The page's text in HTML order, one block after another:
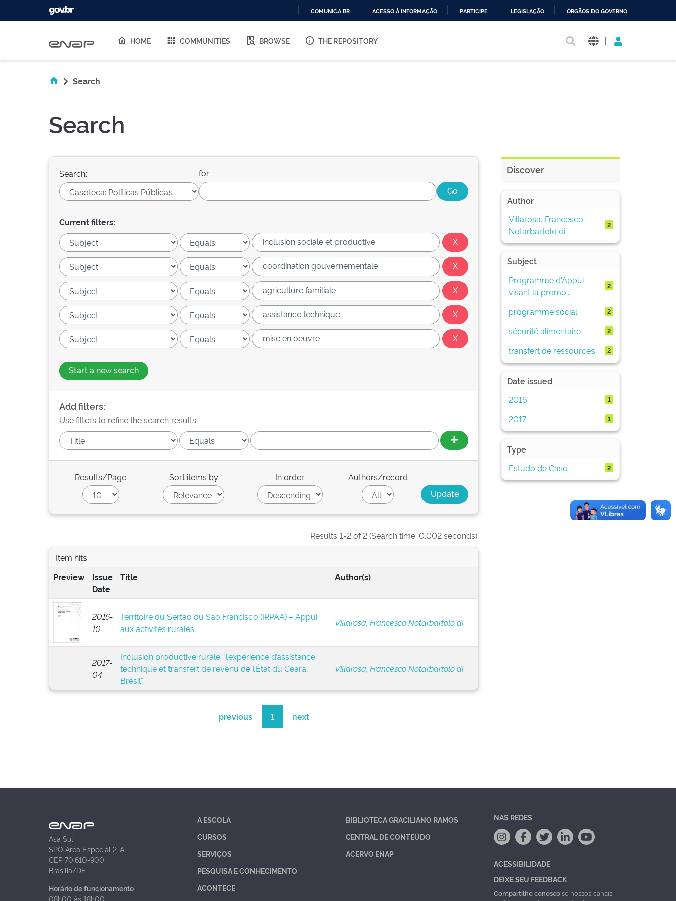
O
COMUNICA BR ACESSO À INFORMAÇÃO PARTICIPE LEGISLAÇÃO ÓRGÃOS DO GOVERNO
HOME COMMUNITIES BROWSE THE REPOSITORY |
Search
Search
Search: for
Current filters:
Start a new search
Add filters:
Use filters to refine the search results.
Results/Page Sort items by In order Authors/record
Results 1-2 of 2 (Search time: 0.002 seconds).
Item hits:
Preview
Issue
Date
Title Author(s)
2016-
10
Territoire du Sertão du São Francisco (IRPAA) – Appui
aux activités rurales
Villarosa, Francesco Notarbartolo di
2017-
04
Inclusion productive rurale : l’expérience d’assistance
technique et transfert de revenu de l’État du Ceará,
Brésil"
Villarosa, Francesco Notarbartolo di
previous 1 next
Discover
Author
Villarosa, Francesco
Notarbartolo di
2
Subject
Programme d'Appui
visant la promo...
2
programme social 2
sécurité alimentaire 2
transfert de ressources 2
Date issued
2016
1
2017 1
Type
Estudo de Caso
2
Asa Sul
SPO Área Especial 2-A
CEP 70.610-900
Brasília/DF
Horário de funcionamento
08h00 às 18h00
A ESCOLA
CURSOS
SERVIÇOS
PESQUISA E CONHECIMENTO
ACONTECE
BIBLIOTECA GRACILIANO RAMOS
CENTRAL DE CONTEÚDO
ACERVO ENAP
NAS REDES
ACESSIBILIDADE
DEIXE SEU FEEDBACK
Compartilhe conoscose nossos canais